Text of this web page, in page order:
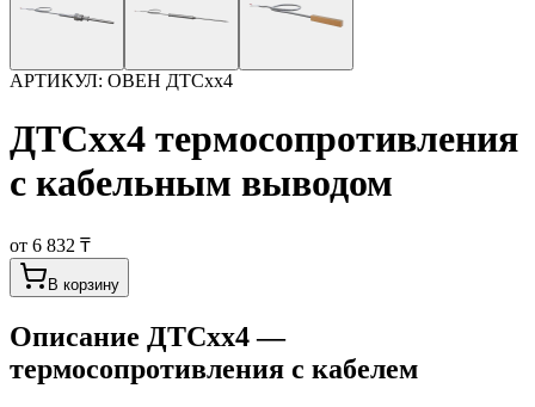
АРТИКУЛ: ОВЕН ДТСхх4
ДТСхх4 термосопротивления
с кабельным выводом
от 6 832 ₸
В корзину
Описание ДТСхх4 —
термосопротивления с кабелем